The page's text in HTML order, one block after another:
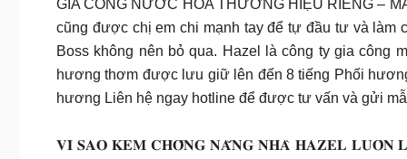
GIA CÔNG NƯỚC HOA THƯƠNG HIỆU RIÊNG –
cũng được chị em chi mạnh tay để tự đầu tư và làm
Boss không nên bỏ qua. Hazel là công ty gia công
hương thơm được lưu giữ lên đến 8 tiếng Phối
hương Liên hệ ngay hotline để được tư vấn và gửi
𝐕𝐈̀ 𝐒𝐀𝐎 𝐊𝐄𝐌 𝐂𝐇𝐎̂́𝐍𝐆 𝐍𝐀̆́𝐍𝐆 𝐍𝐇𝐀̀ 𝐇𝐀𝐙𝐄𝐋 𝐋𝐔𝐎̂𝐍 𝐋𝐀̀